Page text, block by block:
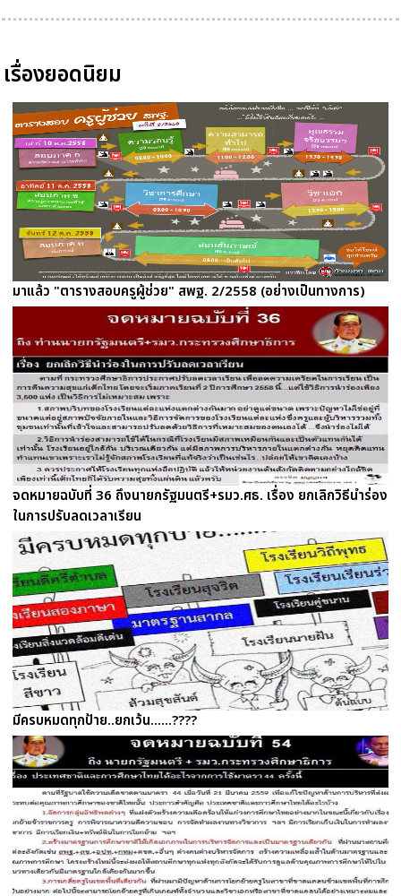
เรื่องยอดนิยม
มาแล้ว "ตารางสอบครูผู้ช่วย" สพฐ. 2/2558 (อย่างเป็นทางการ)
จดหมายฉบับที่ 36 ถึงนายกรัฐมนตรี+รมว.ศธ. เรื่อง ยกเลิกวิธีนำร่อง
ในการปรับลดเวลาเรียน
มีครบหมดทุกป้าย..ยกเว้น......????